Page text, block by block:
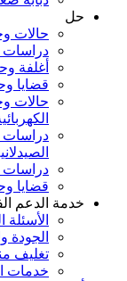
حل
حالات
دراسات
أغلفة
قضايا
حالات
دراسات
قضايا
خدمة الدعم
الأسئلة
الجودة
تغليف
خدمات